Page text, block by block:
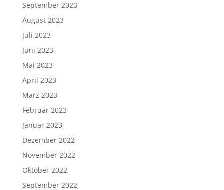
September 2023
August 2023
Juli 2023
Juni 2023
Mai 2023
April 2023
März 2023
Februar 2023
Januar 2023
Dezember 2022
November 2022
Oktober 2022
September 2022